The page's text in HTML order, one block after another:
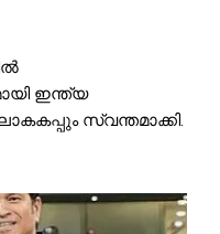
ഇന്ത്യ
സ്വന്തമാക്കി.